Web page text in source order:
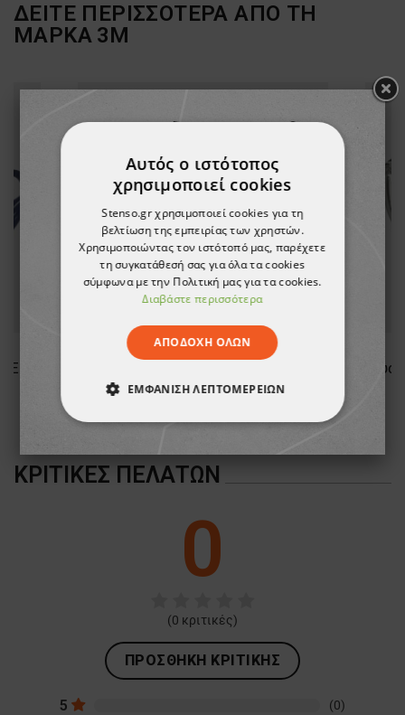
ΔΕΙΤΕ ΠΕΡΙΣΣΟΤΕΡΑ ΑΠΟ ΤΗ
ΜΑΡΚΑ 3M
ΚΡΙΤΙΚΈΣ ΠΕΛΑΤΏΝ
0
(0 κριτικές)
ΠΡΟΣΘΉΚΗ ΚΡΙΤΙΚΉΣ
5 (0)
Αυτός ο ιστότοπος
χρησιμοποιεί cookies
Stenso.gr χρησιμοποιεί cookies για τη
βελτίωση της εμπειρίας των χρηστών.
Χρησιμοποιώντας τον ιστότοπό μας, παρέχετε
τη συγκατάθεσή σας για όλα τα cookies
σύμφωνα με την Πολιτική μας για τα cookies.
Διαβάστε περισσότερα
ΑΠΟΔΟΧΉ ΌΛΩΝ
ΕΜΦΆΝΙΣΗ ΛΕΠΤΟΜΕΡΕΙΏΝ
ΑΠΟΛΎΤΩΣ ΑΠΑΡΑΊΤΗΤΑ
ΑΠΌΔΟΣΗΣ
ΜΗ ΤΑΞΙΝΟΜΗΜΈΝΑ